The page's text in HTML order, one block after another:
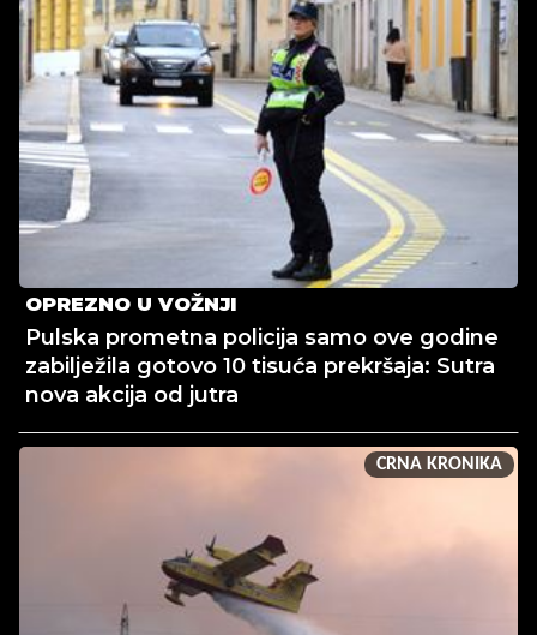
OPREZNO U VOŽNJI
Pulska prometna policija samo ove godine
zabilježila gotovo 10 tisuća prekršaja: Sutra
nova akcija od jutra
CRNA KRONIKA